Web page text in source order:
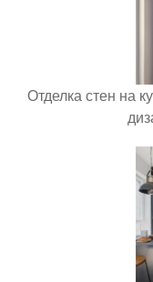
Отделка стен на